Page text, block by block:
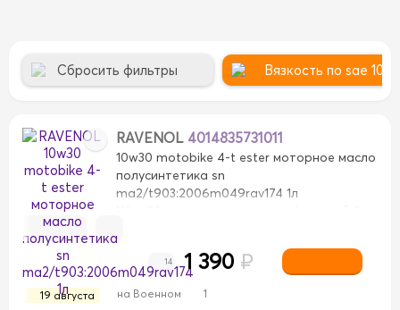
CASTROL DIAMOND DIAMOND
MOBIL MOBIL MOLY GREENMOLY GREEN
TOTACHI TOTACHI TOTALTOTAL
Сбросить фильтры Вязкость по sae
RAVENOL 4014835731011
10w30 motobike 4-t ester моторное масло
полусинтетика sn
ma2/t903:2006m049rav174 1л
19 августа на Военном 1
14 1 390 ₽